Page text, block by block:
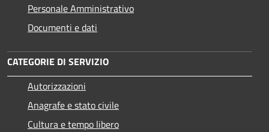
Personale Amministrativo
Documenti e dati
CATEGORIE DI SERVIZIO
Autorizzazioni
Anagrafe e stato civile
Cultura e tempo libero